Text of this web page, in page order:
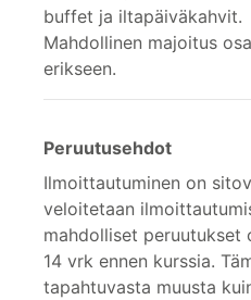
buffet ja iltapäiväkahvit.
Mahdollinen majoitus
erikseen.
Peruutusehdot
Ilmoittautuminen on
veloitetaan
mahdolliset peruutukset
14 vrk ennen kurssia.
tapahtuvasta muusta